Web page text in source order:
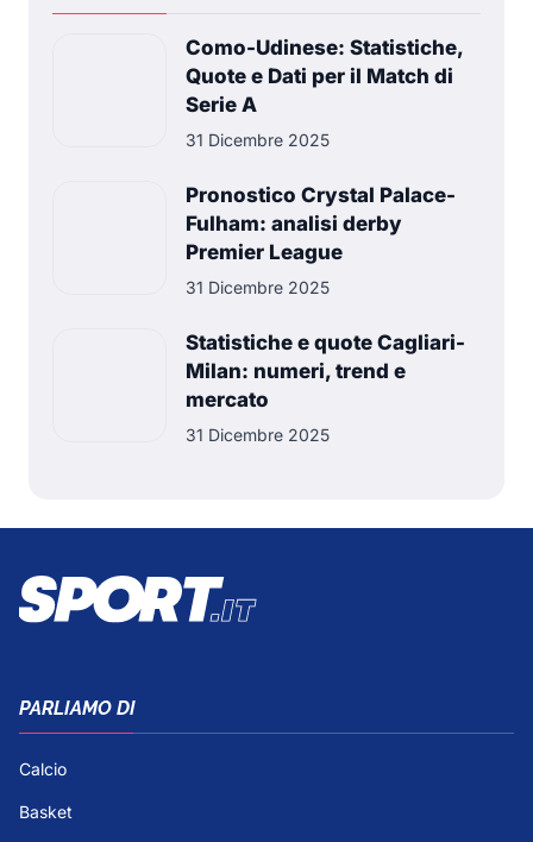
Como-Udinese: Statistiche,
Quote e Dati per il Match di
Serie A
31 Dicembre 2025
Pronostico Crystal Palace-
Fulham: analisi derby
Premier League
31 Dicembre 2025
Statistiche e quote Cagliari-
Milan: numeri, trend e
mercato
31 Dicembre 2025
PARLIAMO DI
Calcio
Basket